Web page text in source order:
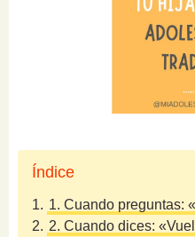
Índice
1. 1. Cuando preguntas:
2. 2. Cuando dices: